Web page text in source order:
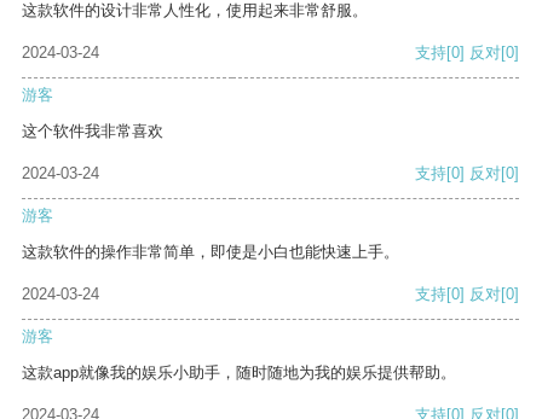
这款软件的设计非常人性化，使用起来非常舒服。
2024-03-24 支持[0] 反对[0]
游客
这个软件我非常喜欢
2024-03-24 支持[0] 反对[0]
游客
这款软件的操作非常简单，即使是小白也能快速上手。
2024-03-24 支持[0] 反对[0]
游客
这款app就像我的娱乐小助手，随时随地为我的娱乐提供帮助。
2024-03-24 支持[0] 反对[0]